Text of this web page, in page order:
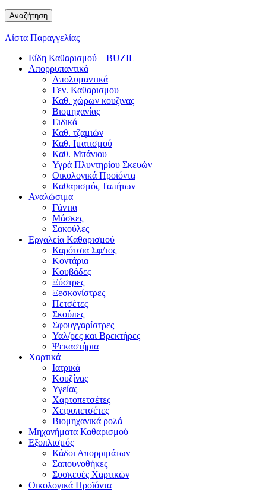
Αναζήτηση
Λίστα Παραγγελίας
Είδη Καθαρισμού – BUZIL
Απορρυπαντικά
Απολυμαντικά
Γεν. Καθαρισμου
Καθ. χώρων κουζινας
Βιομηχανίας
Ειδικά
Καθ. τζαμιών
Καθ. Ιματισμού
Καθ. Μπάνιου
Υγρά Πλυντηρίου Σκευών
Οικολογικά Προϊόντα
Καθαρισμός Ταπήτων
Αναλώσιμα
Γάντια
Μάσκες
Σακούλες
Εργαλεία Καθαρισμού
Καρότσια Σφ/τος
Κοντάρια
Κουβάδες
Ξύστρες
Ξεσκονίστρες
Πετσέτες
Σκούπες
Σφουγγαρίστρες
Υαλ/ρες και Βρεκτήρες
Ψεκαστήρια
Χαρτικά
Ιατρικά
Κουζίνας
Υγείας
Χαρτοπετσέτες
Χειροπετσέτες
Βιομηχανικά ρολά
Μηχανήματα Καθαρισμού
Εξοπλισμός
Κάδοι Απορριμάτων
Σαπουνοθήκες
Συσκευές Χαρτικών
Οικολογικά Προϊόντα